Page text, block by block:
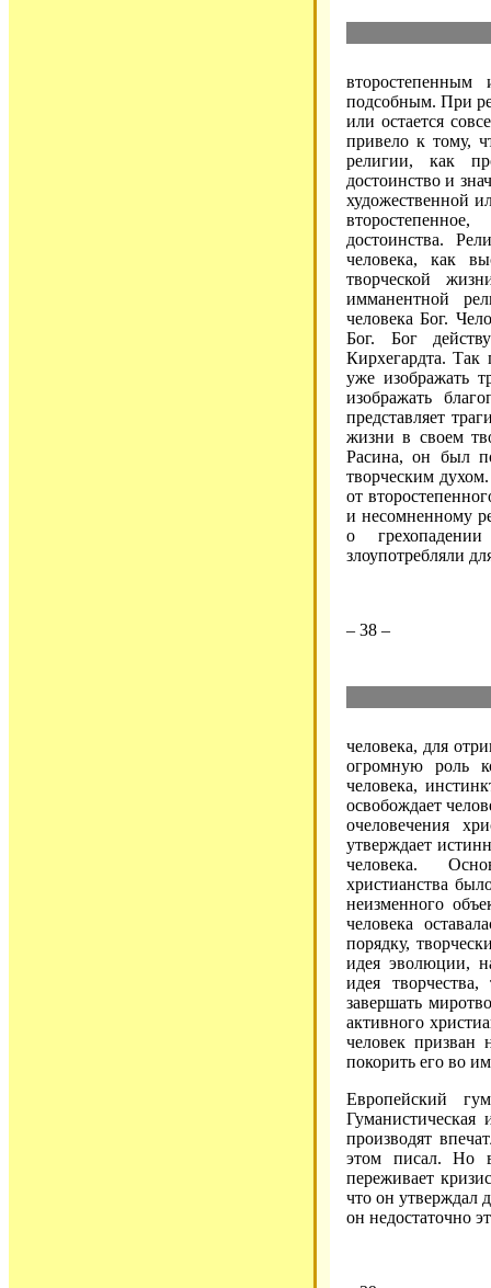
подсобным. При
или остается
привело к тому,
религии, как
достоинство и
художественной
достоинства.
человека, как
творческой
имманентной
человека Бог.
Бог. Бог
Кирхегардта.
уже изображать
изображать
представляет
жизни в своем
Расина, он был
творческим
от
и несомненному
о
злоупотребляли
– 38 –
человека, для
огромную роль
человека,
освобождает
очеловечения
утверждает
человека.
христианства
неизменного
человека
порядку,
идея эволюции,
идея
завершать
активного
человек призван
покорить его во
Европейский
Гуманистическая
производят
этом писал. Но
переживает
что он утверждал
он недостаточно